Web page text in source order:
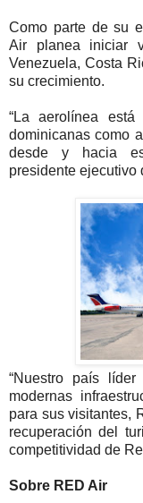
Como parte de su
Air planea iniciar
Venezuela, Costa
su crecimiento.
“La aerolínea
dominicanas como
desde y hacia
presidente ejecutivo
“Nuestro país
modernas
para sus visitantes,
recuperación del
competitividad de
Sobre RED Air